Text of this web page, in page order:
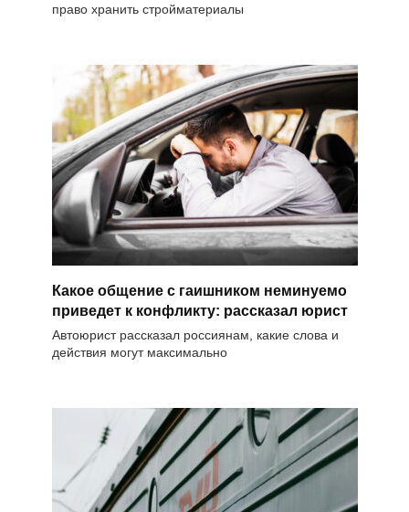
право хранить стройматериалы
Какое общение с гаишником неминуемо
приведет к конфликту: рассказал юрист
Автоюрист рассказал россиянам, какие слова и
действия могут максимально